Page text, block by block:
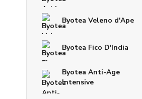
Byotea Veleno d'Ape
Byotea Fico D'India
Byotea Anti-Age
Intensive